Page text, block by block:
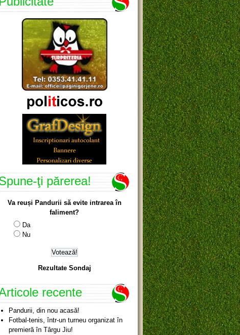
ţi părerea!
Va reuși Pandurii să evite intrarea în
faliment?
Da
Nu
Rezultate Sondaj
recente
Pandurii, din nou acasă!
Fotbal-tenis, într-un turneu organizat în
premieră în Târgu Jiu!